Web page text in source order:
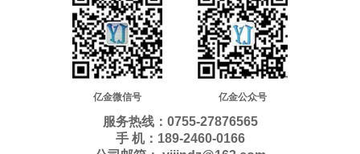
振
WI2WI晶振
富士晶振
MERCURY晶
振
韩国三呢晶振
ITTI晶振 ACT晶振
Lihom晶振
rubyquartz晶
Oscilent晶振
SHINSUNG
晶振
SMI晶振 PDI晶振
C-TECH晶振
Microchip晶
NIC晶振
QVS晶振 Bomar晶振
亿金微信号 亿金公众号
服务热线：0755-27876565
手 机：189-2460-0166